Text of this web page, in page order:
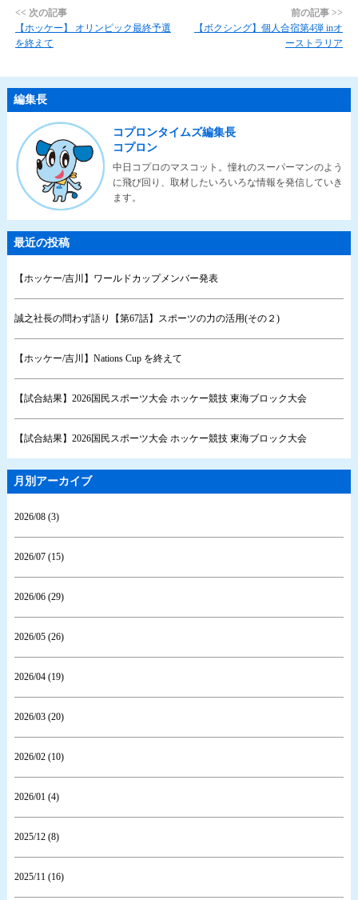
<< 次の記事
【ホッケー】 オリンピック最終予選
を終えて
前の記事 >>
【ボクシング】個人合宿第4弾 inオ
ーストラリア
編集長
コプロンタイムズ編集長
コプロン
中日コプロのマスコット。憧れのスーパーマンのよう
に飛び回り、取材したいろいろな情報を発信していき
ます。
最近の投稿
【ホッケー/吉川】ワールドカップメンバー発表
誠之社長の問わず語り【第67話】スポーツの力の活用(その２)
【ホッケー/吉川】Nations Cup を終えて
【試合結果】2026国民スポーツ大会 ホッケー競技 東海ブロック大会
【試合結果】2026国民スポーツ大会 ホッケー競技 東海ブロック大会
月別アーカイブ
2026/08 (3)
2026/07 (15)
2026/06 (29)
2026/05 (26)
2026/04 (19)
2026/03 (20)
2026/02 (10)
2026/01 (4)
2025/12 (8)
2025/11 (16)